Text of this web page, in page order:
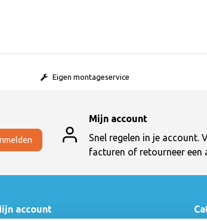
Eigen montageservice
Mijn account
Snel regelen in je account.
facturen of retourneer een
account